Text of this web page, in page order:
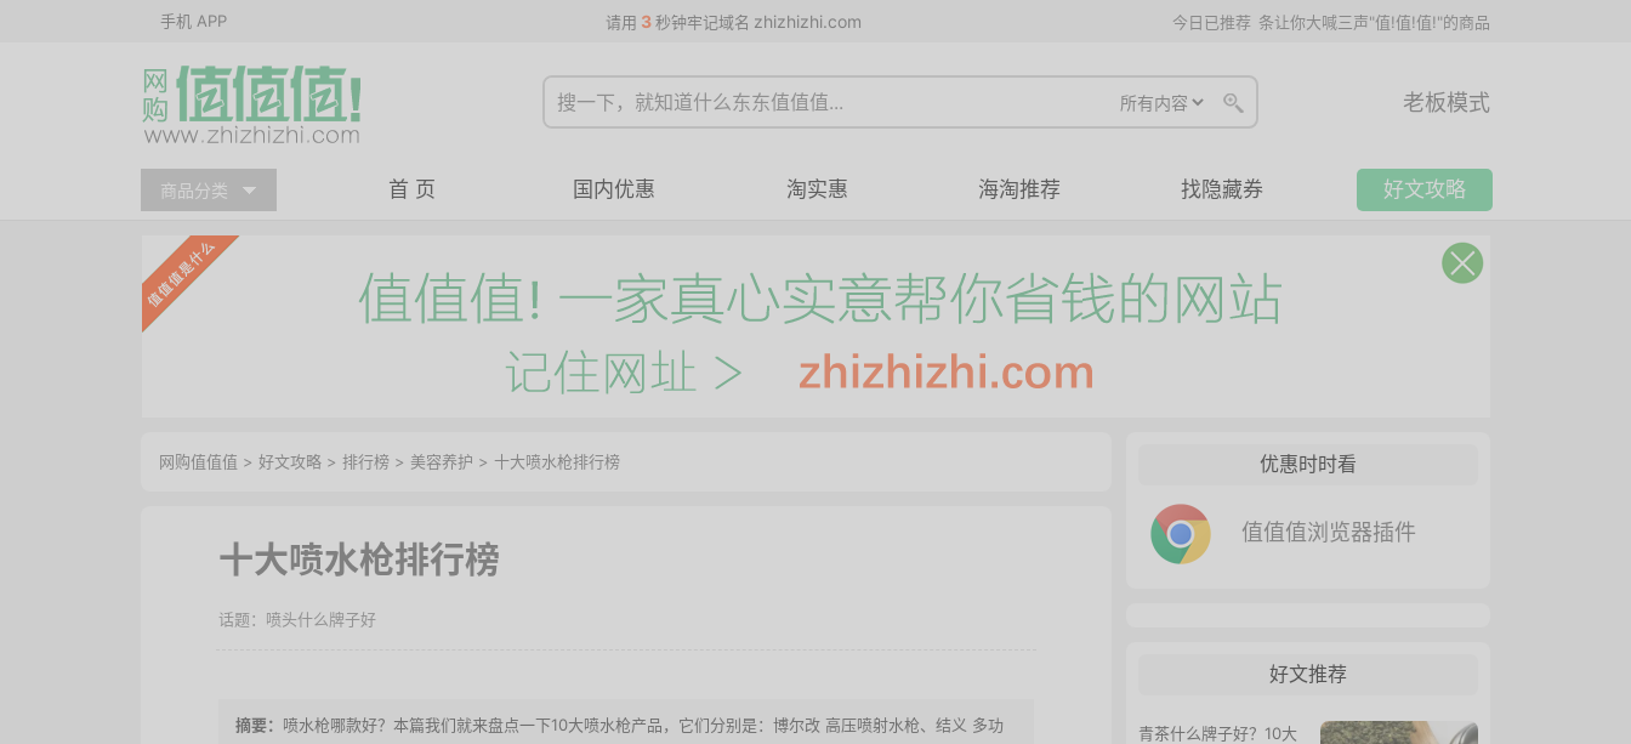
手机 APP 请用 3 秒钟牢记域名 zhizhizhi.com 今日已推荐 条让你大喊三声"值!值!值!"的商品
老板模式
商品分类 首 页 国内优惠 淘实惠 海淘推荐 找隐藏券 好文攻略
网购值值值 > 好文攻略 > 排行榜 > 美容养护 > 十大喷水枪排行榜
十大喷水枪排行榜
喷头什么牌子好
喷水枪哪款好？本篇我们就来盘点一下10大喷水枪产品，它们分别是：博尔改 高压喷射水枪、结义 多功
优惠时时看
值值值浏览器插件
好文推荐
青茶什么牌子好？10大